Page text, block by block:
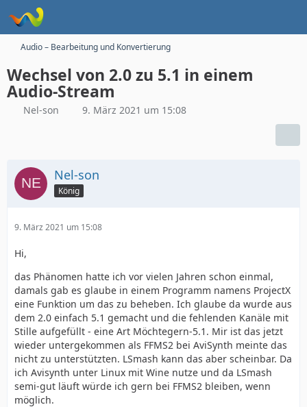
Audio – Bearbeitung und Konvertierung
Wechsel von 2.0 zu 5.1 in einem
Audio-Stream
Nel-son 9. März 2021 um 15:08
Nel-son
König
9. März 2021 um 15:08
Hi,
das Phänomen hatte ich vor vielen Jahren schon einmal,
damals gab es glaube in einem Programm namens ProjectX
eine Funktion um das zu beheben. Ich glaube da wurde aus
dem 2.0 einfach 5.1 gemacht und die fehlenden Kanäle mit
Stille aufgefüllt - eine Art Möchtegern-5.1. Mir ist das jetzt
wieder untergekommen als FFMS2 bei AviSynth meinte das
nicht zu unterstützten. LSmash kann das aber scheinbar. Da
ich Avisynth unter Linux mit Wine nutze und da LSmash
semi-gut läuft würde ich gern bei FFMS2 bleiben, wenn
möglich.